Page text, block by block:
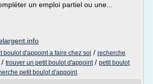
un emploi partiel ou une...
boulot d'appoint a faire chez soi / recherche
/ trouver un petit boulot d'appoint/ petit boulot
petit boulot d'appoint